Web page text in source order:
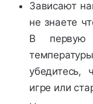
Зависают
не знаете
В первую
убедитесь,
игре или